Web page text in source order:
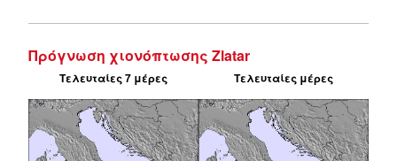
Πρόγνωση χιονόπτωσης Zlatar
Τελευταίες 7 μέρες Τελευταίες μέρες